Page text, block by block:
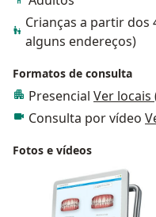
Crianças a partir dos
alguns endereços)
Formatos de consulta
Presencial Ver locais
Consulta por vídeo
Fotos e vídeos